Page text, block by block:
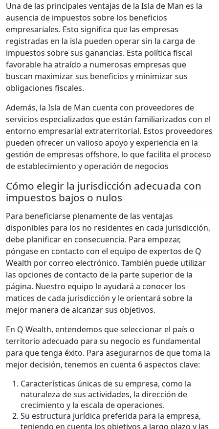
Una de las principales ventajas de la Isla de Man es la
ausencia de impuestos sobre los beneficios
empresariales. Esto significa que las empresas
registradas en la isla pueden operar sin la carga de
impuestos sobre sus ganancias. Esta política fiscal
favorable ha atraído a numerosas empresas que
buscan maximizar sus beneficios y minimizar sus
obligaciones fiscales.
Además, la Isla de Man cuenta con proveedores de
servicios especializados que están familiarizados con el
entorno empresarial extraterritorial. Estos proveedores
pueden ofrecer un valioso apoyo y experiencia en la
gestión de empresas offshore, lo que facilita el proceso
de establecimiento y operación de negocios
Cómo elegir la jurisdicción adecuada con
impuestos bajos o nulos
Para beneficiarse plenamente de las ventajas
disponibles para los no residentes en cada jurisdicción,
debe planificar en consecuencia. Para empezar,
póngase en contacto con el equipo de expertos de Q
Wealth por correo electrónico. También puede utilizar
las opciones de contacto de la parte superior de la
página. Nuestro equipo le ayudará a conocer los
matices de cada jurisdicción y le orientará sobre la
mejor manera de alcanzar sus objetivos.
En Q Wealth, entendemos que seleccionar el país o
territorio adecuado para su negocio es fundamental
para que tenga éxito. Para asegurarnos de que toma la
mejor decisión, tenemos en cuenta 6 aspectos clave:
Características únicas de su empresa, como la
naturaleza de sus actividades, la dirección de
crecimiento y la escala de operaciones.
Su estructura jurídica preferida para la empresa,
teniendo en cuenta los objetivos a largo plazo y las